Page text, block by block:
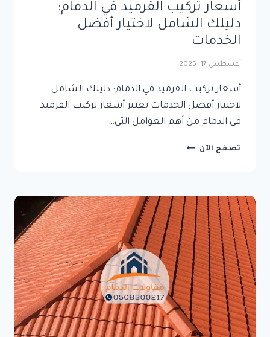
أسعار تركيب القرميد في الدمام:
دليلك الشامل لاختيار أفضل
الخدمات
أغسطس 17, 2025
أسعار تركيب القرميد في الدمام: دليلك الشامل
لاختيار أفضل الخدمات تعتبر أسعار تركيب القرميد
في الدمام من أهم العوامل التي…
تصفح الآن أسعار
الدمام:
دليلك
الشامل
لاختيار
أفضل
الخدمات